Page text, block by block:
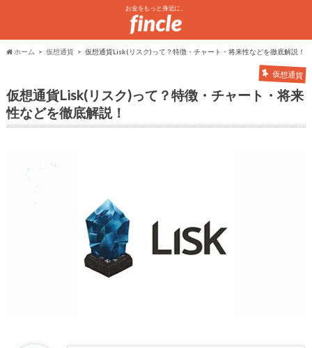
お金をもっと身近に。
ホーム 仮想通貨 仮想通貨Lisk(リスク)って？特徴・チャート・将来性などを徹底解説！
仮想通貨
仮想通貨Lisk(リスク)って？特徴・チャート・将来
性などを徹底解説！